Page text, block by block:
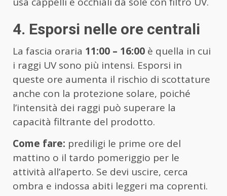
4. Esporsi nelle ore centrali
La fascia oraria 11:00 – 16:00 è quella in cui
i raggi UV sono più intensi. Esporsi in
queste ore aumenta il rischio di scottature
anche con la protezione solare, poiché
l’intensità dei raggi può superare la
capacità filtrante del prodotto.
Come fare: prediligi le prime ore del
mattino o il tardo pomeriggio per le
attività all’aperto. Se devi uscire, cerca
ombra e indossa abiti leggeri ma coprenti.